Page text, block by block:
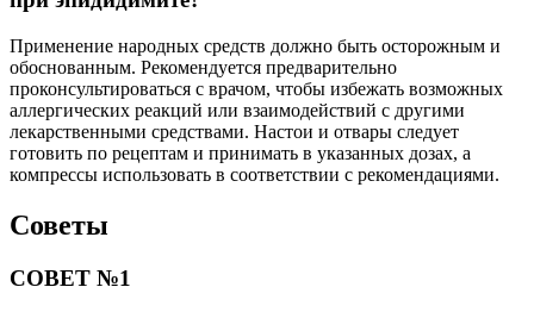
Применение народных средств должно быть осторожным и
обоснованным. Рекомендуется предварительно
проконсультироваться с врачом, чтобы избежать возможных
аллергических реакций или взаимодействий с другими
лекарственными средствами. Настои и отвары следует
готовить по рецептам и принимать в указанных дозах, а
компрессы использовать в соответствии с рекомендациями.
Советы
СОВЕТ №1